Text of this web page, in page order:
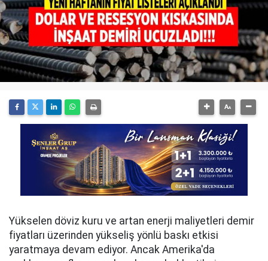
Yükselen döviz kuru ve artan enerji maliyetleri demir
fiyatları üzerinden yükseliş yönlü baskı etkisi
yaratmaya devam ediyor. Ancak Amerika'da